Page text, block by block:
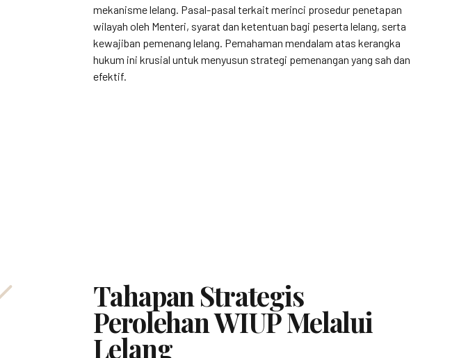
mekanisme lelang. Pasal-pasal terkait merinci prosedur penetapan
wilayah oleh Menteri, syarat dan ketentuan bagi peserta lelang, serta
kewajiban pemenang lelang. Pemahaman mendalam atas kerangka
hukum ini krusial untuk menyusun strategi pemenangan yang sah dan
efektif.
Tahapan Strategis
Perolehan WIUP Melalui
Lelang